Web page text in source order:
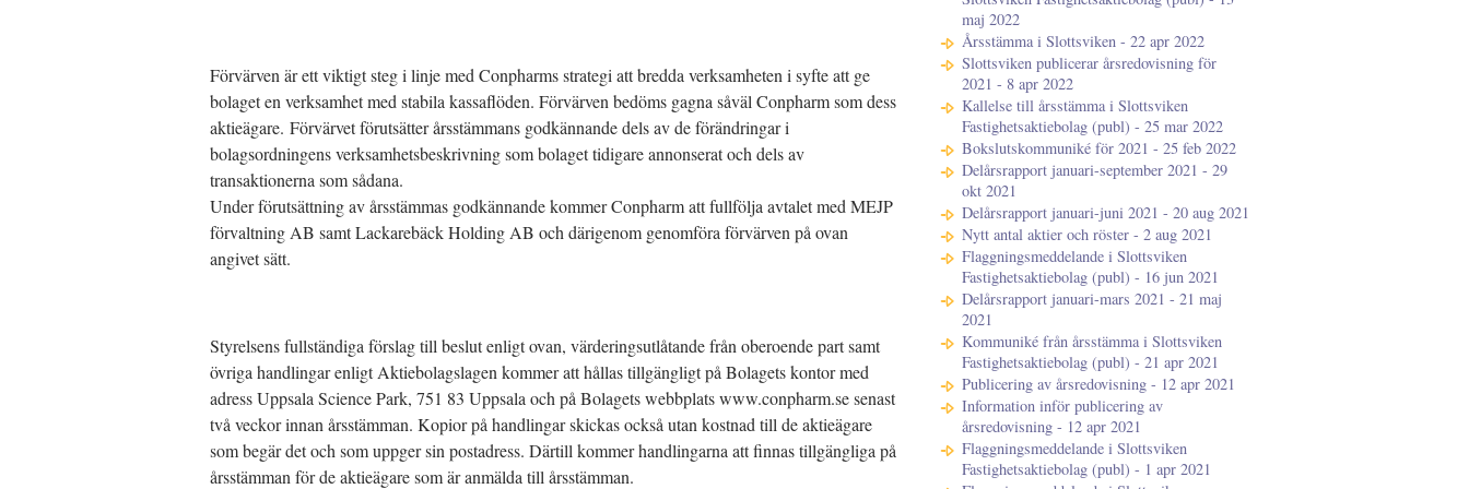
Förvärven är ett viktigt steg i linje med Conpharms strategi att bredda verksamheten i syfte att ge
bolaget en verksamhet med stabila kassaflöden. Förvärven bedöms gagna såväl Conpharm som dess
aktieägare. Förvärvet förutsätter årsstämmans godkännande dels av de förändringar i
bolagsordningens verksamhetsbeskrivning som bolaget tidigare annonserat och dels av
transaktionerna som sådana.
Under förutsättning av årsstämmas godkännande kommer Conpharm att fullfölja avtalet med MEJP
förvaltning AB samt Lackarebäck Holding AB och därigenom genomföra förvärven på ovan
angivet sätt.
Styrelsens fullständiga förslag till beslut enligt ovan, värderingsutlåtande från oberoende part samt
övriga handlingar enligt Aktiebolagslagen kommer att hållas tillgängligt på Bolagets kontor med
adress Uppsala Science Park, 751 83 Uppsala och på Bolagets webbplats www.conpharm.se senast
två veckor innan årsstämman. Kopior på handlingar skickas också utan kostnad till de aktieägare
som begär det och som uppger sin postadress. Därtill kommer handlingarna att finnas tillgängliga på
årsstämman för de aktieägare som är anmälda till årsstämman.
maj 2022
Årsstämma i Slottsviken - 22 apr 2022
Slottsviken publicerar årsredovisning för
2021 - 8 apr 2022
Kallelse till årsstämma i Slottsviken
Fastighetsaktiebolag (publ) - 25 mar 2022
Bokslutskommuniké för 2021 - 25 feb 2022
Delårsrapport januari-september 2021 - 29
okt 2021
Delårsrapport januari-juni 2021 - 20 aug 2021
Nytt antal aktier och röster - 2 aug 2021
Flaggningsmeddelande i Slottsviken
Fastighetsaktiebolag (publ) - 16 jun 2021
Delårsrapport januari-mars 2021 - 21 maj
2021
Kommuniké från årsstämma i Slottsviken
Fastighetsaktiebolag (publ) - 21 apr 2021
Publicering av årsredovisning - 12 apr 2021
Information inför publicering av
årsredovisning - 12 apr 2021
Flaggningsmeddelande i Slottsviken
Fastighetsaktiebolag (publ) - 1 apr 2021